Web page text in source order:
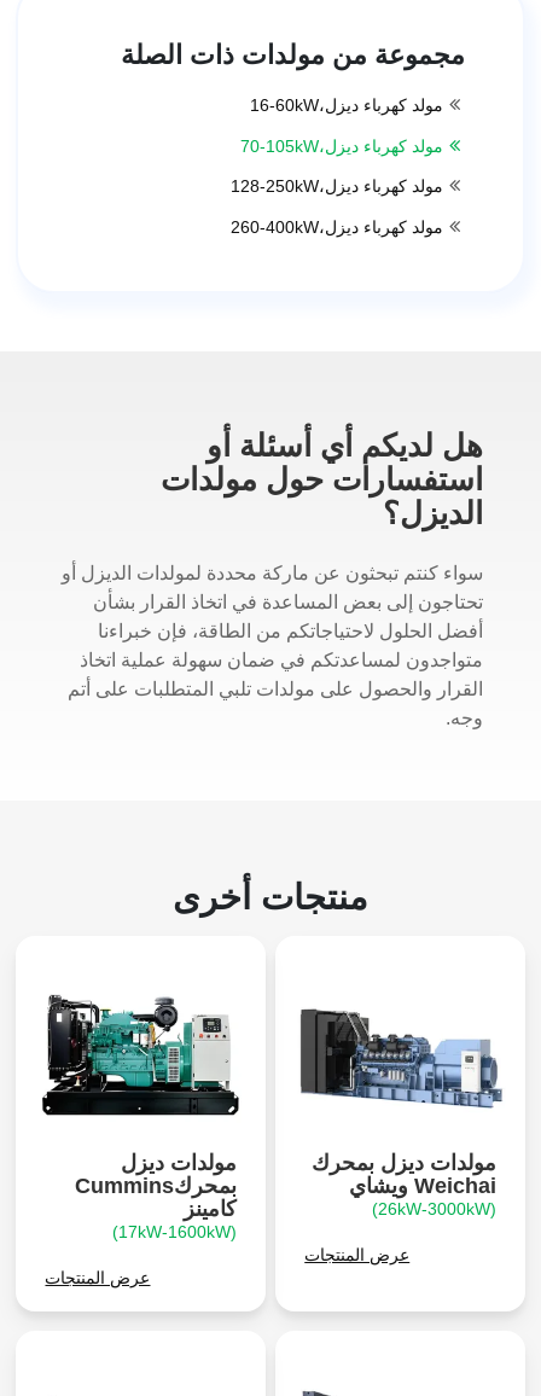
مجموعة من مولدات ذات الصلة
مولد كهرباء ديزل،16-60kW
مولد كهرباء ديزل،70-105kW
مولد كهرباء ديزل،128-250kW
مولد كهرباء ديزل،260-400kW
هل لديكم أي أسئلة أو
استفسارات حول مولدات
الديزل؟
سواء كنتم تبحثون عن ماركة محددة لمولدات الديزل أو
تحتاجون إلى بعض المساعدة في اتخاذ القرار بشأن
أفضل الحلول لاحتياجاتكم من الطاقة، فإن خبراءنا
متواجدون لمساعدتكم في ضمان سهولة عملية اتخاذ
القرار والحصول على مولدات تلبي المتطلبات على أتم
وجه.
منتجات أخرى
مولدات ديزل بمحرك
Weichai ويشاي
(26kW-3000kW)
عرض المنتجات
مولدات ديزل
بمحركCummins
كامينز
(17kW-1600kW)
عرض المنتجات